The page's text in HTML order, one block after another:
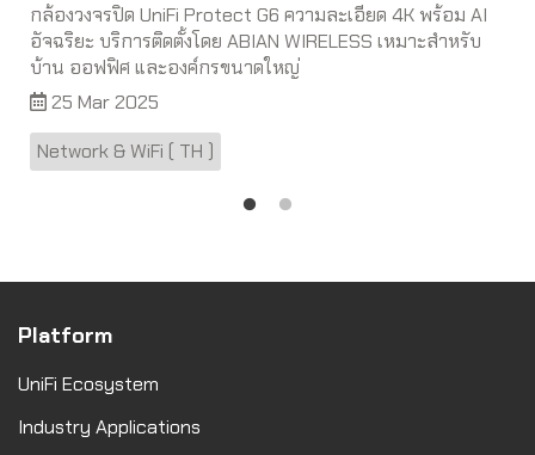
กล้องวงจรปิด UniFi Protect G6 ความละเอียด 4K พร้อม AI
อัจฉริยะ บริการติดตั้งโดย ABIAN WIRELESS เหมาะสำหรับ
บ้าน ออฟฟิศ และองค์กรขนาดใหญ่
25 Mar 2025
Network & WiFi ( TH )
Platform
UniFi Ecosystem
Industry Applications